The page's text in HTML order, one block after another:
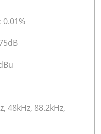
0.01%
48kHz, 88.2kHz,